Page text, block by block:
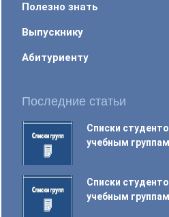
Полезно знать
Выпускнику
Абитуриенту
Последние статьи
Списки
учебным группам
Списки
учебным группам